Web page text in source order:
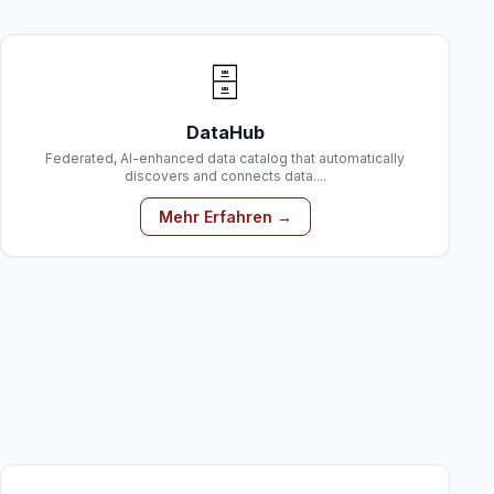
🗄️
DataHub
Federated, AI-enhanced data catalog that automatically
discovers and connects data....
Mehr Erfahren →